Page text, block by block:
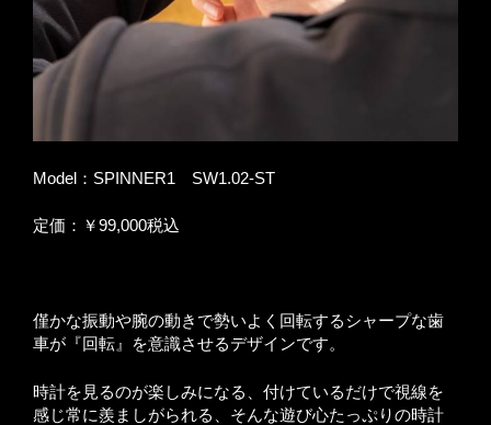
Model：SPINNER1 SW1.02-ST
定価：￥99,000税込
僅かな振動や腕の動きで勢いよく回転するシャープな歯
車が『回転』を意識させるデザインです。
時計を見るのが楽しみになる、付けているだけで視線を
感じ常に羨ましがられる、そんな遊び心たっぷりの時計